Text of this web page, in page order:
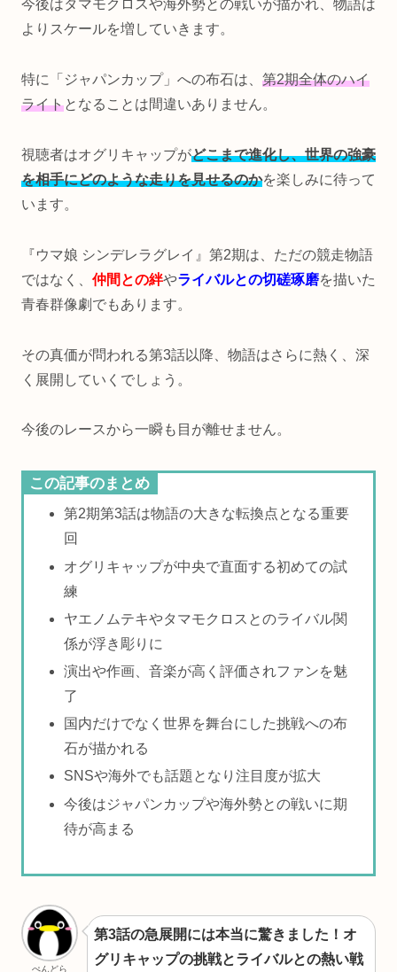
今後はタマモクロスや海外勢との戦いが描かれ、物語は
よりスケールを増していきます。
特に「ジャパンカップ」への布石は、 第2期全体のハイ
ライトとなることは間違いありません。
視聴者はオグリキャップがどこまで進化し、世界の強豪
を相手にどのような走りを見せるのかを楽しみに待って
います。
『ウマ娘 シンデレラグレイ』第2期は、ただの競走物語
ではなく、 仲間との絆やライバルとの切磋琢磨を描いた
青春群像劇でもあります。
その真価が問われる第3話以降、物語はさらに熱く、深
く展開していくでしょう。
今後のレースから一瞬も目が離せません。
この記事のまとめ
第2期第3話は物語の大きな転換点となる重要
回
オグリキャップが中央で直面する初めての試
練
ヤエノムテキやタマモクロスとのライバル関
係が浮き彫りに
演出や作画、音楽が高く評価されファンを魅
了
国内だけでなく世界を舞台にした挑戦への布
石が描かれる
SNSや海外でも話題となり注目度が拡大
今後はジャパンカップや海外勢との戦いに期
待が高まる
ぺんどら
第3話の急展開には本当に驚きました！オ
グリキャップの挑戦とライバルとの熱い戦